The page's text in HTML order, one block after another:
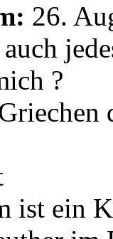
26.
?
ist ein